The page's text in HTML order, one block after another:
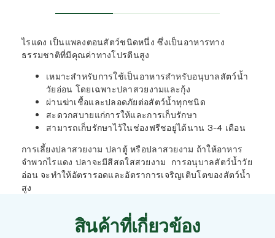
ไรแดง เป็นแพลงตอนสัตว์ชนิดหนึ่ง ซึ่งเป็นอาหารทาง
ธรรมชาติที่มีคุณค่าทางโปรตีนสูง
เหมาะสำหรับการใช้เป็นอาหารสำหรับอนุบาลสัตว์น้ำ
วัยอ่อน โดยเฉพาะปลาสวยงามและกุ้ง
ผ่านฆ่าเชื้อและปลอดภัยต่อสัตว์น้ำทุกชนิด
สะดวกสบายแก่การให้และการเก็บรักษา
สามารถเก็บรักษาไว้ในช่องฟรีชอยู่ได้นาน 3-4 เดือน
การเลี้ยงปลาสวยงาม ปลาตู้ หรือปลาสวยงาม ถ้าให้อาหาร
จำพวกไรแดง ปลาจะมีสีสดใสสวยงาม การอนุบาลสัตว์น้ำวัย
อ่อน จะทำให้อัตรารอดและอัตราการเจริญเติบโตของสัตว์น้ำ
สูง
สินค้าที่เกี่ยวข้อง